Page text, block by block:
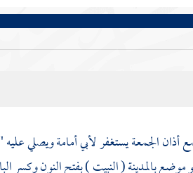
أذان الجمعة يستغفرلأبي أمامةويصلي